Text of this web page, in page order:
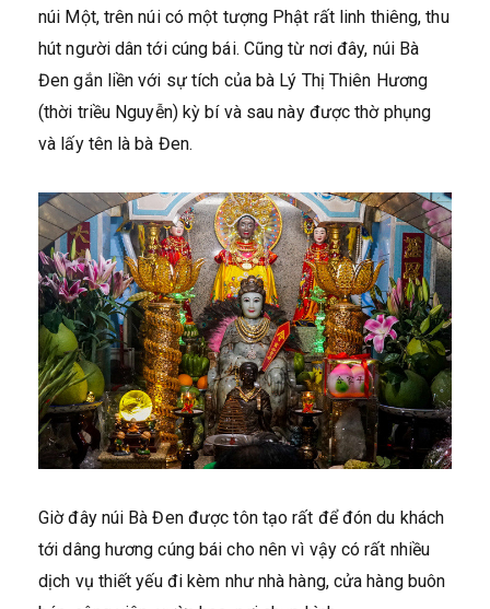
núi Một, trên núi có một tượng Phật rất linh thiêng, thu
hút người dân tới cúng bái. Cũng từ nơi đây, núi Bà
Đen gắn liền với sự tích của bà Lý Thị Thiên Hương
(thời triều Nguyễn) kỳ bí và sau này được thờ phụng
và lấy tên là bà Đen.
Giờ đây núi Bà Đen được tôn tạo rất để đón du khách
tới dâng hương cúng bái cho nên vì vậy có rất nhiều
dịch vụ thiết yếu đi kèm như nhà hàng, cửa hàng buôn